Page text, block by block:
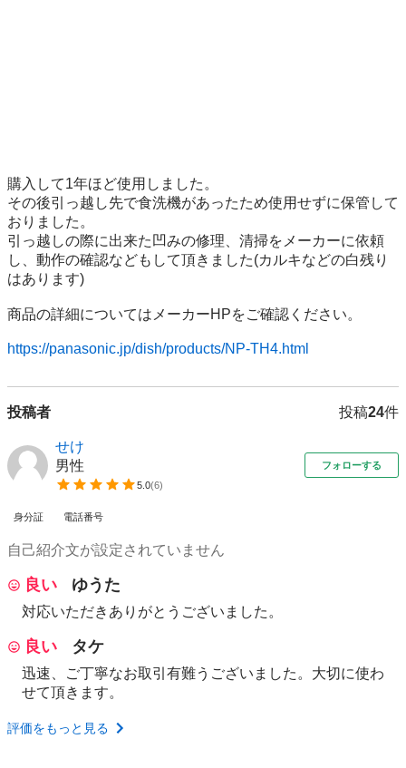
購入して1年ほど使用しました。
その後引っ越し先で食洗機があったため使用せずに保管して
おりました。
引っ越しの際に出来た凹みの修理、清掃をメーカーに依頼
し、動作の確認などもして頂きました(カルキなどの白残り
はあります)
商品の詳細についてはメーカーHPをご確認ください。
https://panasonic.jp/dish/products/NP-TH4.html
投稿者 投稿24件
せけ
男性
5.0(6)
フォローする
身分証 電話番号
自己紹介文が設定されていません
良い ゆうた
対応いただきありがとうございました。
良い タケ
迅速、ご丁寧なお取引有難うございました。大切に使わ
せて頂きます。
評価をもっと見る